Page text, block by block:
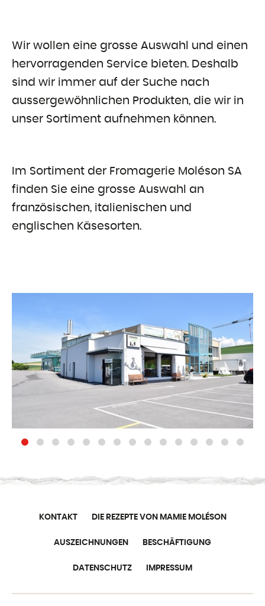
Wir wollen eine grosse Auswahl und einen
hervorragenden Service bieten. Deshalb
sind wir immer auf der Suche nach
aussergewöhnlichen Produkten, die wir in
unser Sortiment aufnehmen können.
Im Sortiment der Fromagerie Moléson SA
finden Sie eine grosse Auswahl an
französischen, italienischen und
englischen Käsesorten.
KONTAKT DIE REZEPTE VON MAMIE MOLÉSON
AUSZEICHNUNGEN BESCHÄFTIGUNG
DATENSCHUTZ IMPRESSUM